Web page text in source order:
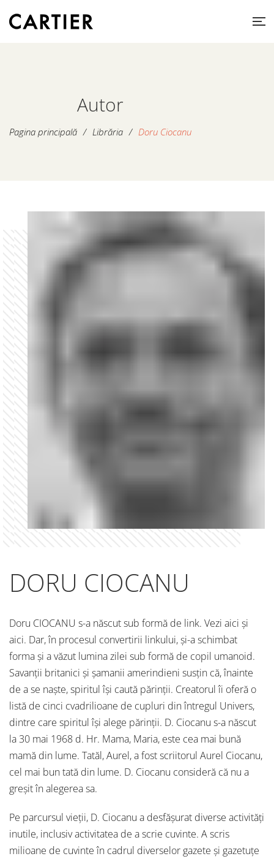
Autor
Pagina principală / Librăria / Doru Ciocanu
DORU CIOCANU
Doru CIOCANU s-a născut sub formă de link. Vezi aici și
aici. Dar, în procesul convertirii linkului, și-a schimbat
forma și a văzut lumina zilei sub formă de copil umanoid.
Savanții britanici și șamanii amerindieni susțin că, înainte
de a se naște, spiritul își caută părinții. Creatorul îi oferă o
listă de cinci cvadrilioane de cupluri din întregul Univers,
dintre care spiritul își alege părinții. D. Ciocanu s-a născut
la 30 mai 1968 d. Hr. Mama, Maria, este cea mai bună
mamă din lume. Tatăl, Aurel, a fost scriitorul Aurel Ciocanu,
cel mai bun tată din lume. D. Ciocanu consideră că nu a
greșit în alegerea sa.
Pe parcursul vieții, D. Ciocanu a desfășurat diverse activități
inutile, inclusiv activitatea de a scrie cuvinte. A scris
milioane de cuvinte în cadrul diverselor gazete și gazetuțe